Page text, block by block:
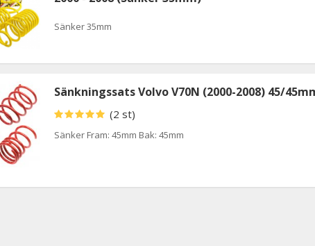
Sänker 35mm
Sänkningssats Volvo V70N (2000-2008) 45/
(2 st)
Sänker Fram: 45mm Bak: 45mm